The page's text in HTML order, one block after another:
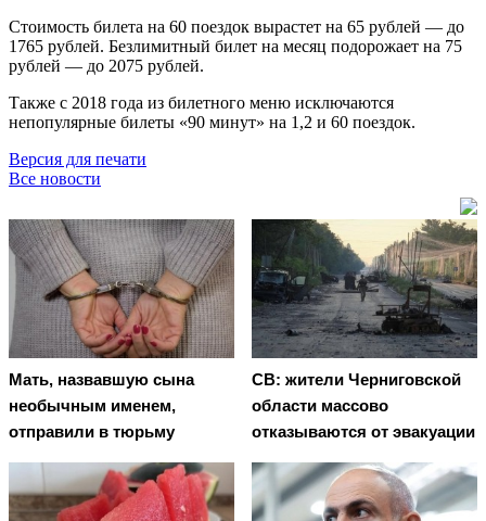
Стоимость билета на 60 поездок вырастет на 65 рублей — до
1765 рублей. Безлимитный билет на месяц подорожает на 75
рублей — до 2075 рублей.
Также с 2018 года из билетного меню исключаются
непопулярные билеты «90 минут» на 1,2 и 60 поездок.
Версия для печати
Все новости
Мать, назвавшую сына
необычным именем,
отправили в тюрьму
СВ: жители Черниговской
области массово
отказываются от эвакуации